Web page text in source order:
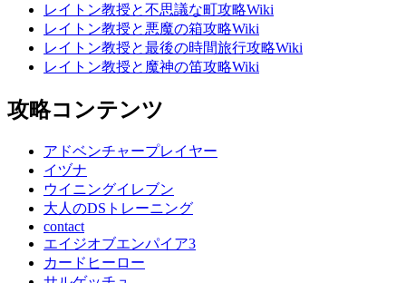
レイトン教授と不思議な町攻略Wiki
レイトン教授と悪魔の箱攻略Wiki
レイトン教授と最後の時間旅行攻略Wiki
レイトン教授と魔神の笛攻略Wiki
攻略コンテンツ
アドベンチャープレイヤー
イヅナ
ウイニングイレブン
大人のDSトレーニング
contact
エイジオブエンパイア3
カードヒーロー